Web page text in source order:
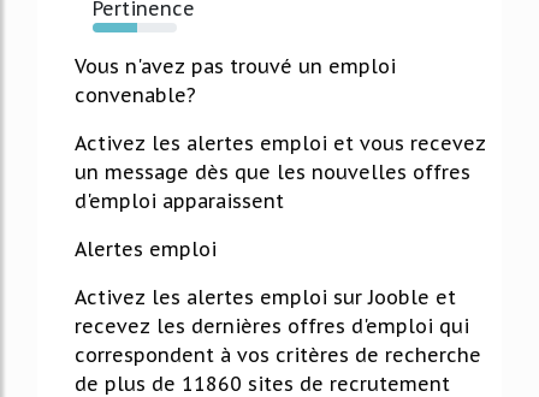
Pertinence
53%
Vous n'avez pas trouvé un emploi
convenable?
Activez les alertes emploi et vous recevez
un message dès que les nouvelles offres
d'emploi apparaissent
Alertes emploi
Activez les alertes emploi sur Jooble et
recevez les dernières offres d'emploi qui
correspondent à vos critères de recherche
de plus de 11860 sites de recrutement